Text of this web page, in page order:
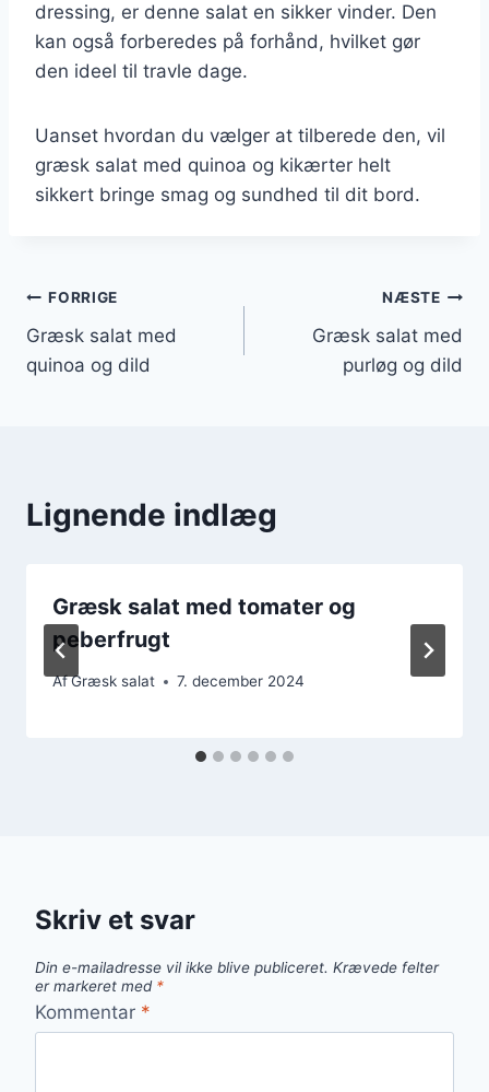
dressing, er denne salat en sikker vinder. Den
kan også forberedes på forhånd, hvilket gør
den ideel til travle dage.
Uanset hvordan du vælger at tilberede den, vil
græsk salat med quinoa og kikærter helt
sikkert bringe smag og sundhed til dit bord.
Indlægsnavigation
FORRIGE
Græsk salat med
quinoa og dild
NÆSTE
Græsk salat med
purløg og dild
Lignende indlæg
Græsk salat med tomater og
peberfrugt
AfGræsk salat 7. december 2024
Skriv et svar
Din e-mailadresse vil ikke blive publiceret. Krævede felter
er markeret med *
Kommentar *